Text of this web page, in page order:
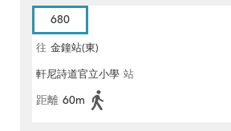
680
往 金鐘站(東)
軒尼詩道官立小學 站
距離 60m